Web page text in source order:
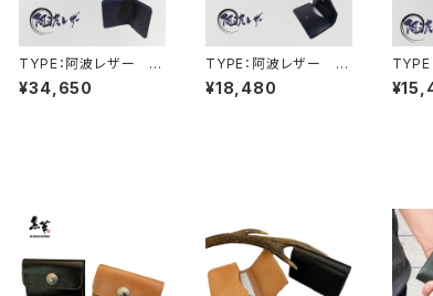
TYPE：阿波レザー M
INI-Ⅰ
¥34,650
TYPE：阿波レザー C
C-Ⅲ
¥18,480
C-Ⅴ